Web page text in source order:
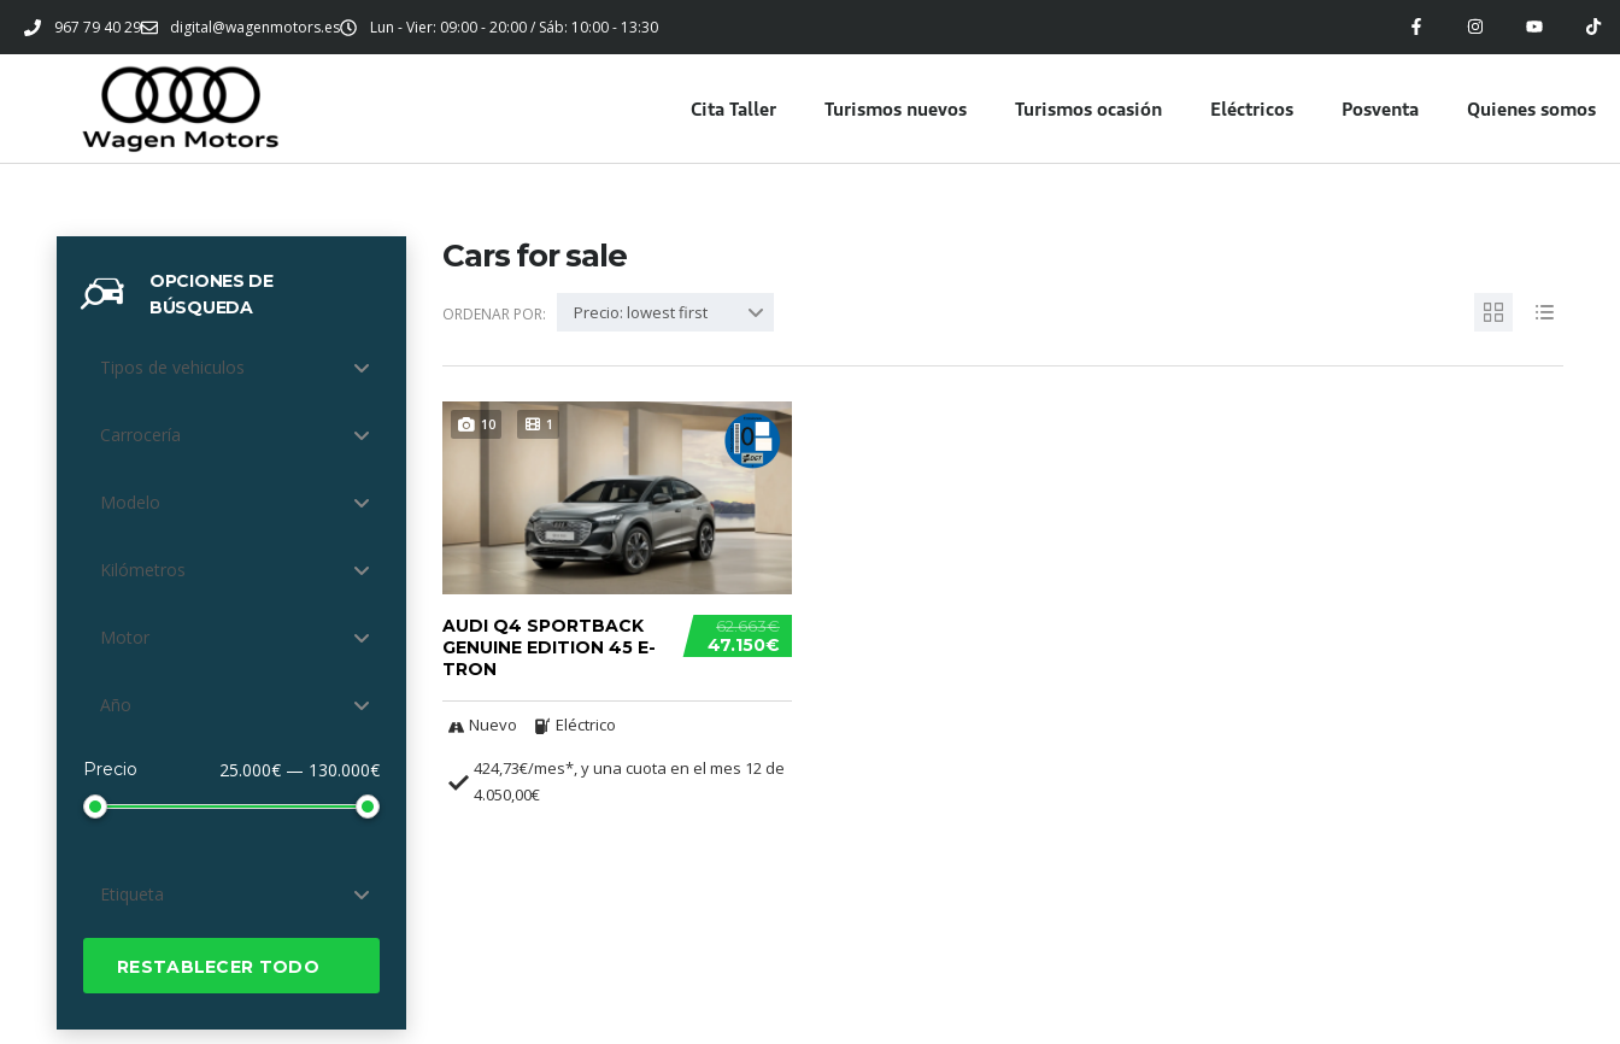
967 79 40 29 digital@wagenmotors.es Lun - Vier: 09:00 - 20:00 / Sáb: 10:00 - 13:30
Cita Taller Turismos nuevos Turismos ocasión Eléctricos Posventa Quienes somos
OPCIONES DE
BÚSQUEDA
Tipos de vehiculos
Carrocería
Modelo
Kilómetros
Motor
Año
Precio 25.000€ — 130.000€
Etiqueta
RESTABLECER TODO
Cars for sale
ORDENAR POR: Precio: lowest first
10 1
62.663€
47.150€
AUDI Q4 SPORTBACK
GENUINE EDITION 45 E-
TRON
Nuevo
Eléctrico
424,73€/mes*, y una cuota en el mes 12 de
4.050,00€